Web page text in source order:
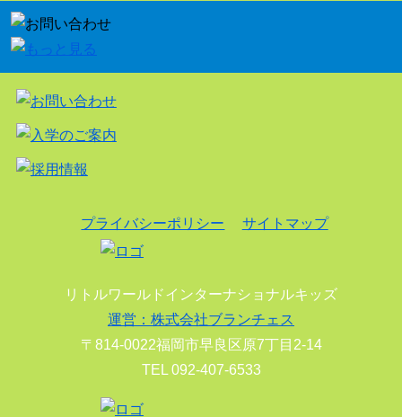
プライバシーポリシー サイトマップ
リトルワールドインターナショナルキッズ
運営：株式会社ブランチェス
〒814-0022福岡市早良区原7丁目2-14
TEL 092-407-6533